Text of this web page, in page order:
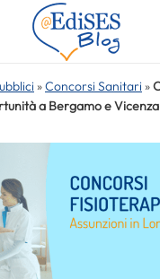
»Concorsi Sanitari »
a Bergamo e Vicenza